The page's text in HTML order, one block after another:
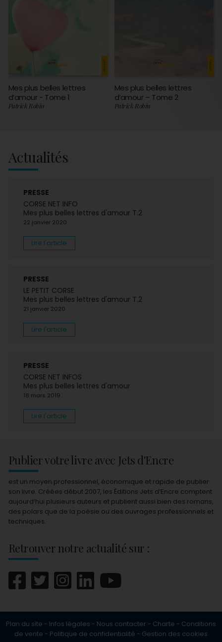
Mes plus belles lettres
d’amour - Tome 1
Patrick Robin
Mes plus belles lettres
d’amour – Tome 2
Patrick Robin
Actualités
PRESSE
CORSE NET INFO
Mes plus belles lettres d'amour T.2
22 janvier 2020
Lire l'article
PRESSE
LE PETIT CORSE
Mes plus belles lettres d'amour T.2
21 janvier 2020
Lire l'article
PRESSE
CORSE NET INFOS
Mes plus belles lettres d'amour
18 mars 2019
Lire l'article
Publier votre livre avec Jets d'Encre
est un moyen professionnel, économique et rapide de publier
son livre. Créées début 2007, les Éditions Jets d’Encre comptent
aujourd’hui plusieurs auteurs et publient aussi bien des romans,
des polars que de la poésie ou des ouvrages professionnels et
techniques.
Retrouver notre actualité sur :
Plan du site - Infos légales - Nous contacter - Charte - Conditions
de vente - Politique de confidentialité - Gestion des cookies